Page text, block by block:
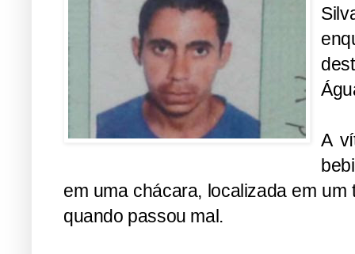
A
em uma chácara, localizada em um
quando passou mal.